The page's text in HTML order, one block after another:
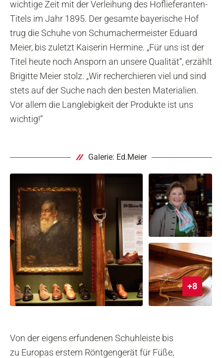
wichtige Zeit mit der Verleihung des Hoflieferanten-
Titels im Jahr 1895. Der gesamte bayerische Hof
trug die Schuhe von Schumachermeister Eduard
Meier, bis zuletzt Kaiserin Hermine. „Für uns ist der
Titel heute noch Ansporn an unsere Qualität“, erzählt
Brigitte Meier stolz. „Wir recherchieren viel und sind
stets auf der Suche nach den besten Materialien.
Vor allem die Langlebigkeit der Produkte ist uns
wichtig!“
Galerie: Ed.Meier
+8
Von der eigens erfundenen Schuhleiste bis
zu Europas erstem Röntgengerät für Füße,